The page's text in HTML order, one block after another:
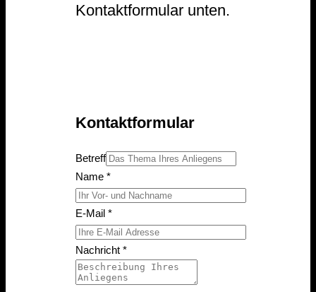
Kontaktformular unten.
Kontaktformular
Betreff
Name *
E-Mail *
Nachricht *